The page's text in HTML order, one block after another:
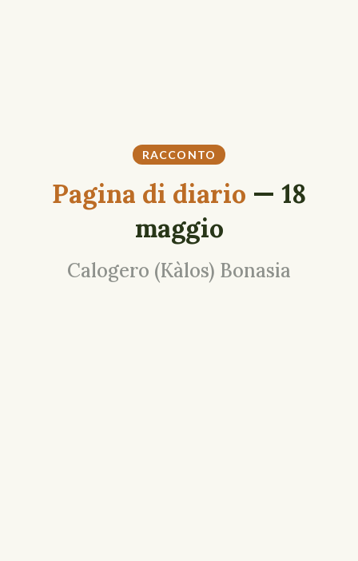
RACCONTO
Pagina di diario — 18
maggio
Calogero (Kàlos) Bonasia